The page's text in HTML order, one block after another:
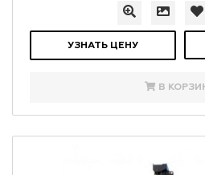
УЗНАТЬ ЦЕНУ
В